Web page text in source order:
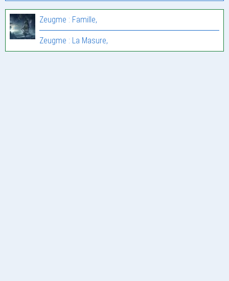
Zeugme : Famille,
Zeugme : La Masure,